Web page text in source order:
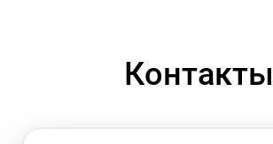
Контакты